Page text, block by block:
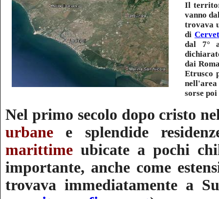
Il
vanno
trovava
di
dal 7°
dai
Etrusco
sorse
Nel primo secolo dopo cristo
urbane e splendide
marittime ubicate a pochi
importante, anche come
trovava immediatamente a